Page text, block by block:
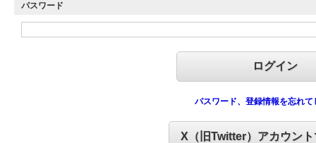
パスワード
パスワード、登録情報を忘れて
X（旧Twitter）アカウン